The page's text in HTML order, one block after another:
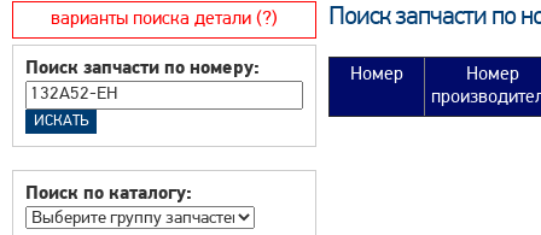
варианты поиска детали (?)
Поиск запчасти по номеру:
Поиск по каталогу:
Поиск запчасти по
Номер
Номер